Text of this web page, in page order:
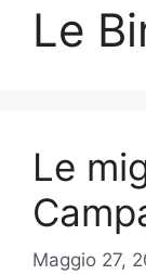
Le
Le
Maggio 27,